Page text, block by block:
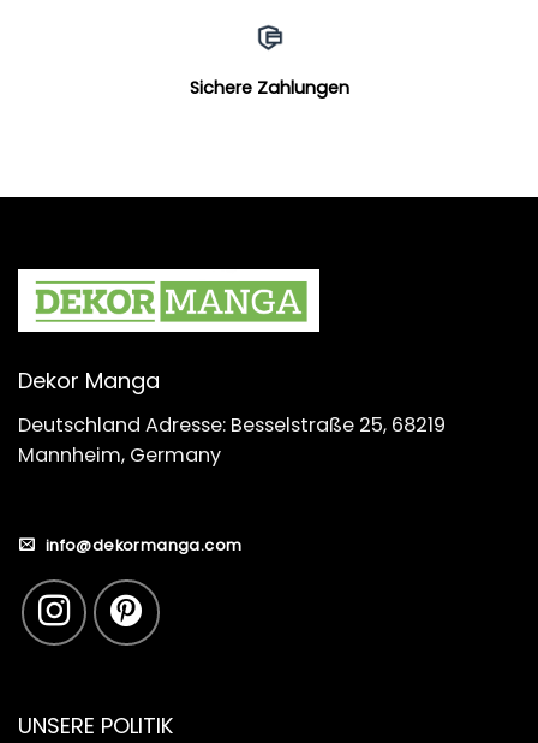
Sichere Zahlungen
Dekor Manga
Deutschland Adresse: Besselstraße 25, 68219
Mannheim, Germany
info@dekormanga.com
UNSERE POLITIK